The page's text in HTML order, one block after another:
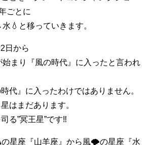
ごとに
と移っていきます。
日から
り『風の時代』に入ったと言われ
代』に入ったわけではありません。
はまだあります。
る”冥王星”です‼️
星座『山羊座』から風🌪の星座『水